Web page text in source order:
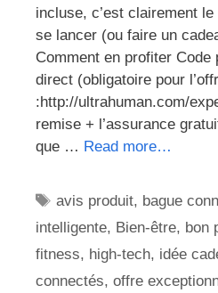
incluse, c’est clairement
se lancer (ou faire un
Comment en profiter Code
direct (obligatoire pour
:http://ultrahuman.com/
remise + l’assurance
que … Read more…
Étiquettes
avis produit, bague
intelligente, Bien-être, bon
fitness, high-tech, idée
connectés, offre